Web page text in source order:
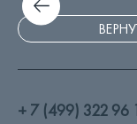
+ 7 (499) 322 96